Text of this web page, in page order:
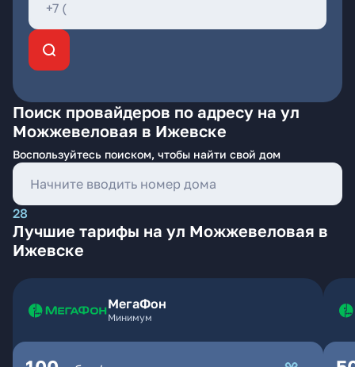
Поиск провайдеров по адресу на ул
Можжевеловая в Ижевске
Воспользуйтесь поиском, чтобы найти свой дом
28
Лучшие тарифы на ул Можжевеловая в
Ижевске
МегаФон
Минимум